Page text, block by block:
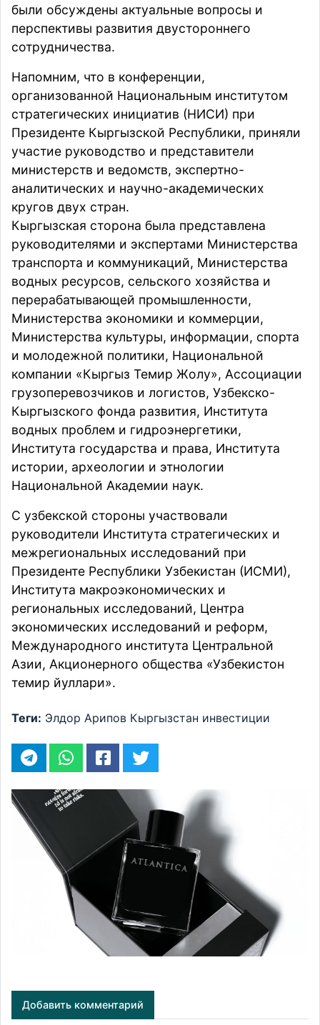
были обсуждены актуальные вопросы и
перспективы развития двустороннего
сотрудничества.
Напомним, что в конференции,
организованной Национальным институтом
стратегических инициатив (НИСИ) при
Президенте Кыргызской Республики, приняли
участие руководство и представители
министерств и ведомств, экспертно-
аналитических и научно-академических
кругов двух стран.
Кыргызская сторона была представлена
руководителями и экспертами Министерства
транспорта и коммуникаций, Министерства
водных ресурсов, сельского хозяйства и
перерабатывающей промышленности,
Министерства экономики и коммерции,
Министерства культуры, информации, спорта
и молодежной политики, Национальной
компании «Кыргыз Темир Жолу», Ассоциации
грузоперевозчиков и логистов, Узбекско-
Кыргызского фонда развития, Института
водных проблем и гидроэнергетики,
Института государства и права, Института
истории, археологии и этнологии
Национальной Академии наук.
С узбекской стороны участвовали
руководители Института стратегических и
межрегиональных исследований при
Президенте Республики Узбекистан (ИСМИ),
Института макроэкономических и
региональных исследований, Центра
экономических исследований и реформ,
Международного института Центральной
Азии, Акционерного общества «Узбекистон
темир йуллари».
Теги: Элдор Арипов Кыргызстан инвестиции
Добавить комментарий